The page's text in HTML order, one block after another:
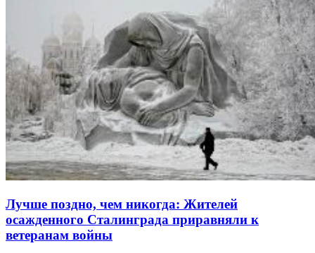
Лучше поздно, чем никогда: Жителей
осажденного Сталинграда приравняли к
ветеранам войны